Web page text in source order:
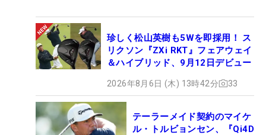
珍しく松山英樹も5Wを即採用！ ス
リクソン『ZXi RKT』フェアウェイ
＆ハイブリッド、9月12日デビュー
2026年8月6日 (木) 13時42分 33
テーラーメイド契約のマイケ
ル・トルビョンセン、『Qi4D